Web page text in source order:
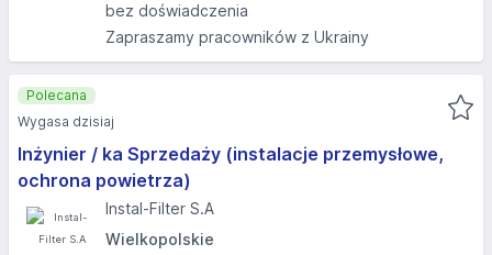
bez doświadczenia
Zapraszamy pracowników z Ukrainy
Inżynier / ka Sprzedaży (instalacje przemysłowe,
ochrona powietrza)
Instal-Filter S.A
Wielkopolskie
Polecana
Wygasa dzisiaj